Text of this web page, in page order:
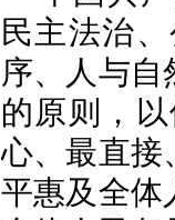
民主法治
序、人与
的原则，
心、最直接
平惠及全体